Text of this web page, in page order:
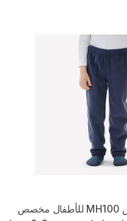
بنطلون فليس MH100 للأطفال مخصص